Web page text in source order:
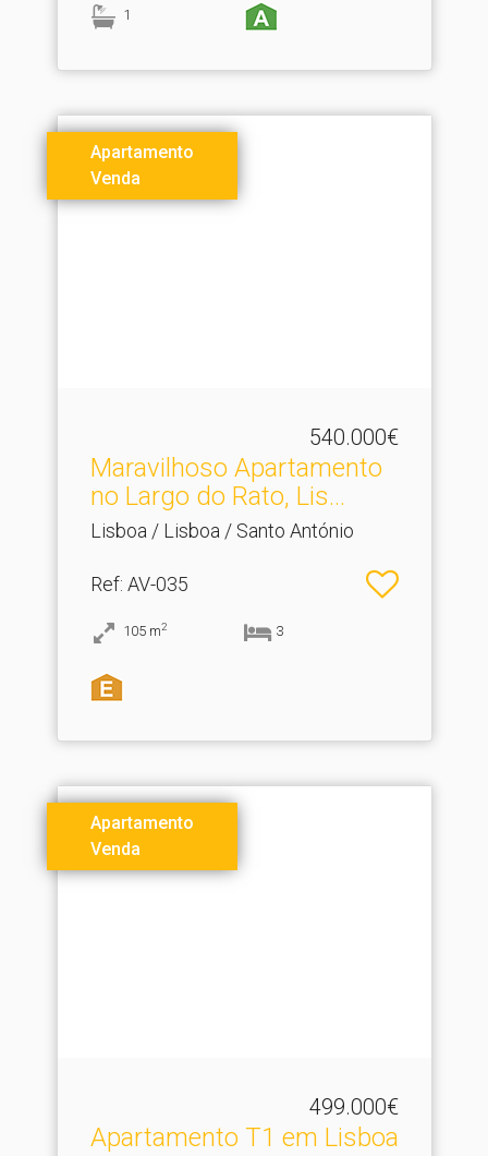
1
Apartamento
Venda
540.000€
Maravilhoso Apartamento
no Largo do Rato, Lis.​..
Lisboa / Lisboa / Santo António
Ref: AV-035
105 m2 3
Apartamento
Venda
499.000€
Apartamento T1 em Lisboa